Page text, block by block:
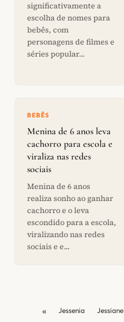
significativamente a
escolha de nomes para
bebês, com
personagens de filmes e
séries popular...
BEBÊS
Menina de 6 anos leva
cachorro para escola e
viraliza nas redes
sociais
Menina de 6 anos
realiza sonho ao ganhar
cachorro e o leva
escondido para a escola,
viralizando nas redes
sociais e e...
« Jessenia Jessiane